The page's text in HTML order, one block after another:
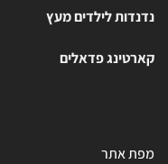
נדנדות לילדים מעץ
קארטינג פדאלים
מפת אתר